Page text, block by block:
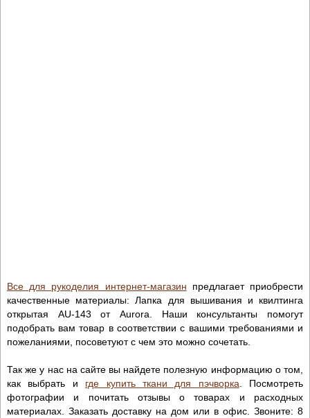
Все для рукоделия интернет-магазин предлагает приобрести
качественные материалы: Лапка для вышивания и квилтинга
открытая AU-143 от Aurora. Наши консультанты помогут
подобрать вам товар в соответствии с вашими требованиями и
пожеланиями, посоветуют с чем это можно сочетать.
Так же у нас на сайте вы найдете полезную информацию о том,
как выбрать и где купить ткани для пэчворка . Посмотреть
фотографии и почитать отзывы о товарах и расходных
материалах. Заказать доставку на дом или в офис. Звоните: 8